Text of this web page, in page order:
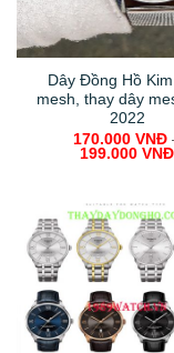
Dây Đồng Hồ
mesh, thay dây
2022
170.000 VNĐ
199.000 VNĐ